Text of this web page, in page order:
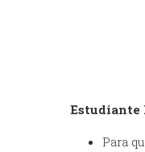
Estudiante
Para